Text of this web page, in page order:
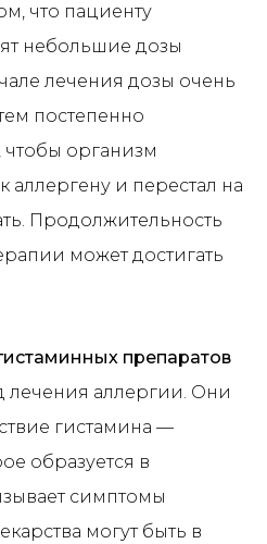
что пациенту
небольшие дозы
лечения дозы очень
постепенно
чтобы организм
аллергену и перестал на
Продолжительность
может достигать
препаратов
лечения аллергии. Они
гистамина —
образуется в
симптомы
могут быть в